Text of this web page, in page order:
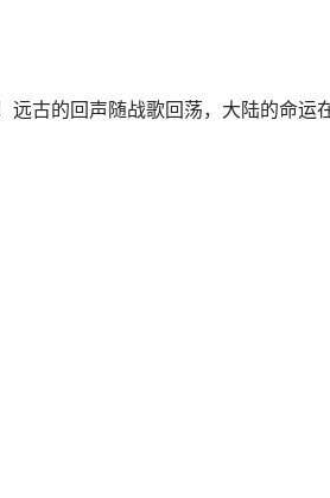
远古的回声随战歌回荡，大陆的命运